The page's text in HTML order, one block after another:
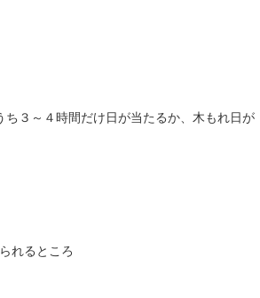
３～４時間だけ日が当たるか、木もれ日が
れるところ